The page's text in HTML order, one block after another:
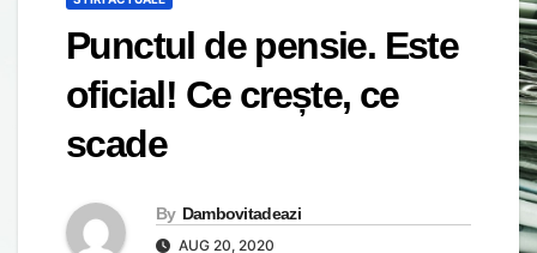
Punctul de pensie. Este
oficial! Ce crește, ce
scade
By Dambovitadeazi
AUG 20, 2020